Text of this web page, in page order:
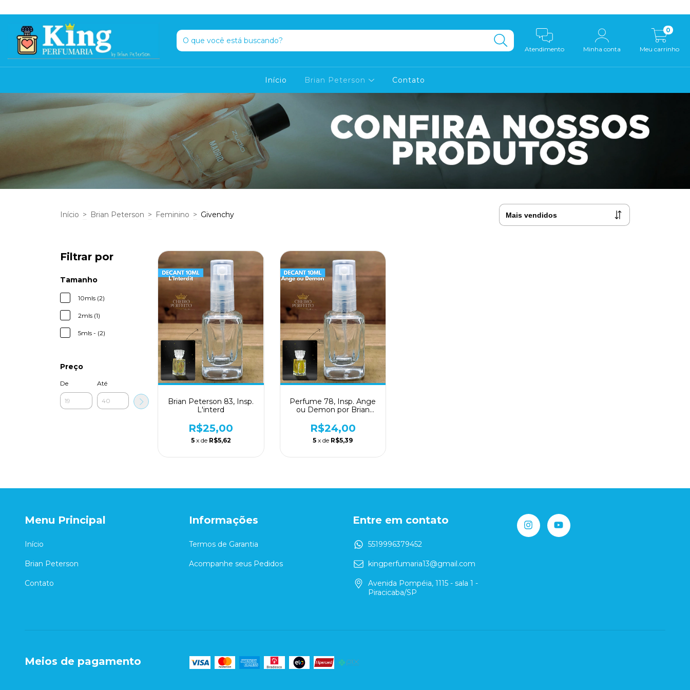
Atendimento Minha conta Meu carrinho
0
Início Brian Peterson Contato
Início > Brian Peterson > Feminino > Givenchy
Filtrar por
Tamanho
10mls (2)
2mls (1)
5mls - (2)
Preço
De Até
Brian Peterson 83, Insp.
L'interd
R$25,00
5 x de R$5,62
Perfume 78, Insp. Ange
ou Demon por Brian
R$24,00
5 x de R$5,39
Menu Principal
Início
Brian Peterson
Contato
Informações
Termos de Garantia
Acompanhe seus Pedidos
Entre em contato
5519996379452
kingperfumaria13@gmail.com
Avenida Pompéia, 1115 - sala 1 -
Piracicaba/SP
Meios de pagamento